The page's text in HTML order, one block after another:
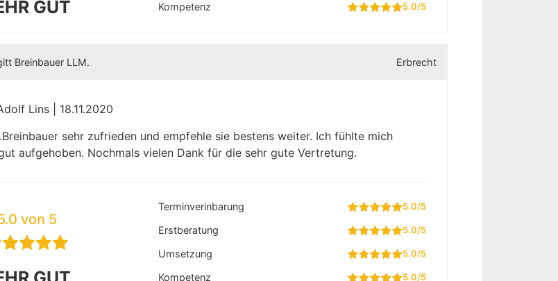
GUT Kompetenz 5.0/5
Breinbauer LLM. Erbrecht
Lins | 18.11.2020
sehr zufrieden und empfehle sie bestens weiter. Ich fühlte mich
aufgehoben. Nochmals vielen Dank für die sehr gute Vertretung.
von 5
Terminverinbarung 5.0/5
Erstberatung 5.0/5
Umsetzung 5.0/5
Kompetenz 5.0/5